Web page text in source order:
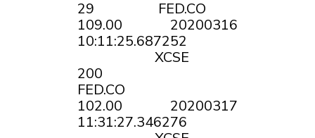
29 FED.CO
109.00 20200316
10:11:25.687252
XCSE
200
FED.CO
102.00 20200317
11:31:27.346276